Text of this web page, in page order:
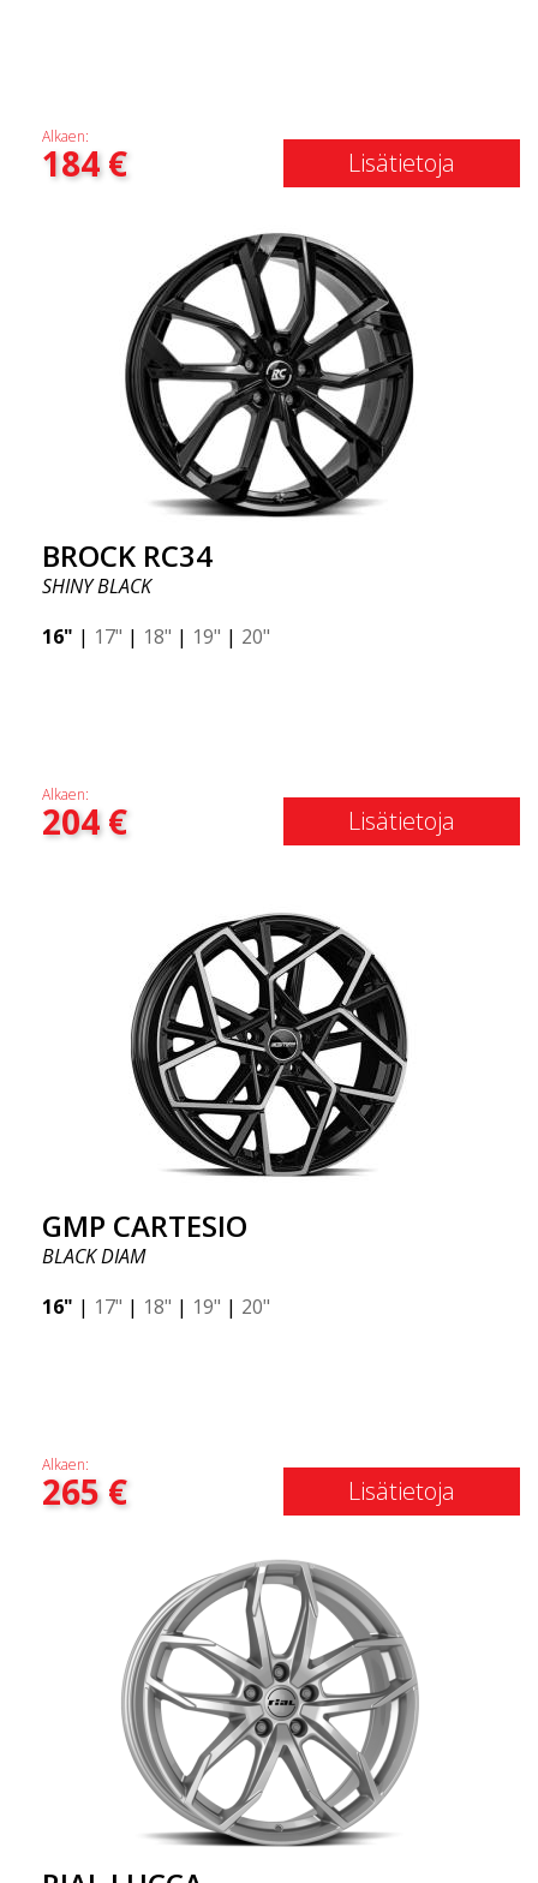
Alkaen:
184€ Lisätietoja
BROCK RC34
SHINY BLACK
16" | 17" | 18" | 19" | 20"
Alkaen:
204€ Lisätietoja
GMP CARTESIO
BLACK DIAM
16" | 17" | 18" | 19" | 20"
Alkaen:
265€ Lisätietoja